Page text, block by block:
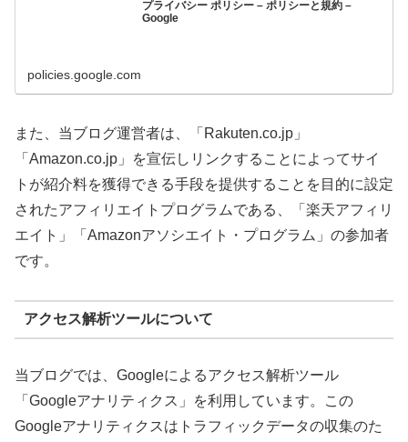
プライバシー ポリシー – ポリシーと規約 –
Google
policies.google.com
また、当ブログ運営者は、「Rakuten.co.jp」
「Amazon.co.jp」を宣伝しリンクすることによってサイ
トが紹介料を獲得できる手段を提供することを目的に設定
されたアフィリエイトプログラムである、「楽天アフィリ
エイト」「Amazonアソシエイト・プログラム」の参加者
です。
アクセス解析ツールについて
当ブログでは、Googleによるアクセス解析ツール
「Googleアナリティクス」を利用しています。この
Googleアナリティクスはトラフィックデータの収集のた